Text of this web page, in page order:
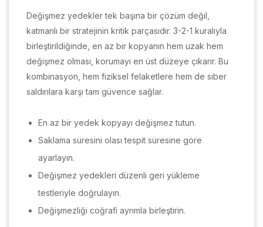
Değişmez yedekler tek başına bir çözüm değil,
katmanlı bir stratejinin kritik parçasıdır. 3-2-1 kuralıyla
birleştirildiğinde, en az bir kopyanın hem uzak hem
değişmez olması, korumayı en üst düzeye çıkarır. Bu
kombinasyon, hem fiziksel felaketlere hem de siber
saldırılara karşı tam güvence sağlar.
En az bir yedek kopyayı değişmez tutun.
Saklama süresini olası tespit süresine göre
ayarlayın.
Değişmez yedekleri düzenli geri yükleme
testleriyle doğrulayın.
Değişmezliği coğrafi ayrımla birleştirin.